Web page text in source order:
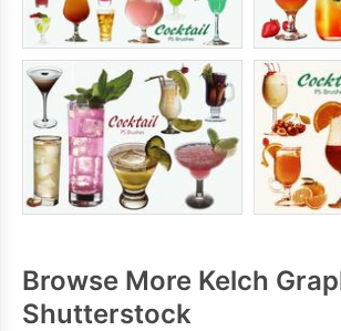
Browse More Kelch
Shutterstock